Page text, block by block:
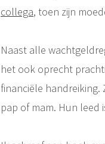
collega, toen zijn
Naast alle
het ook oprecht
financiële
pap of mam. Hun leed